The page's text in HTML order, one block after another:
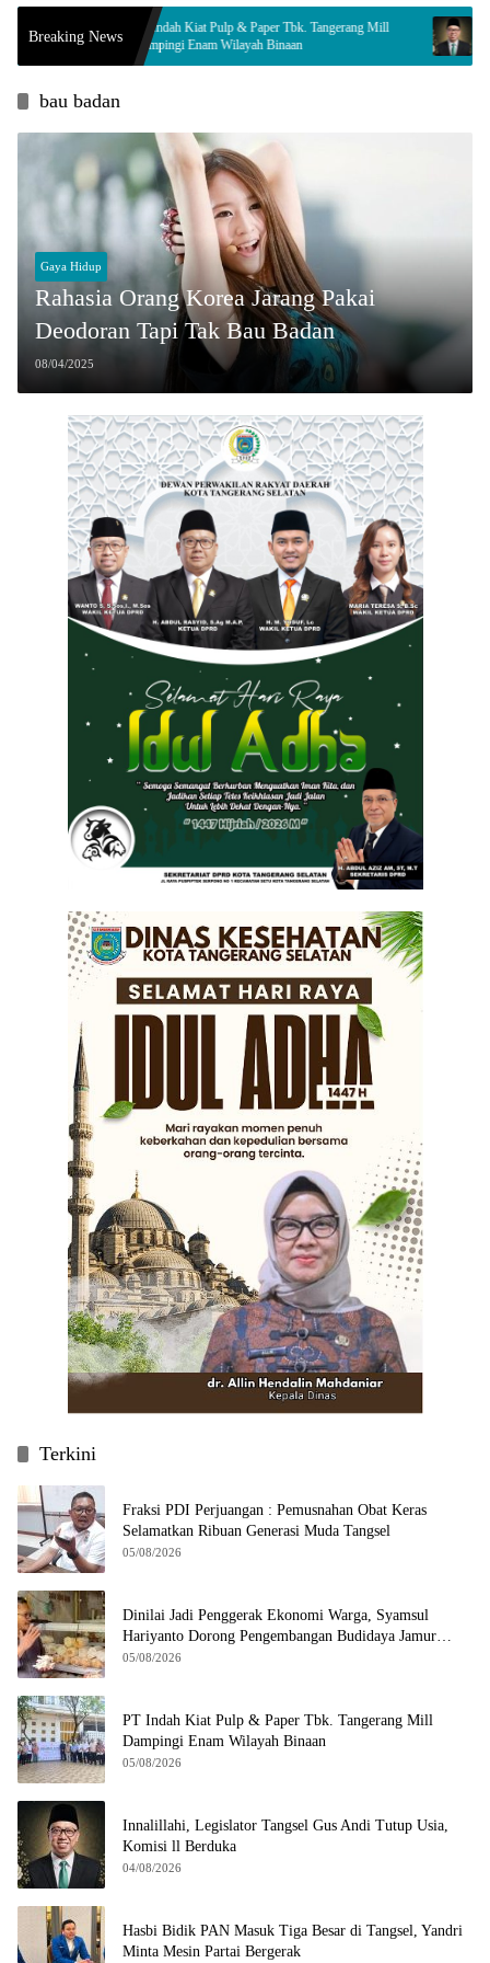
Breaking News
PT Indah Kiat Pulp & Paper Tbk. Tangerang Mill
Dampingi Enam Wilayah Binaan
Innalillahi,
Komisi ll
bau badan
Gaya Hidup
Rahasia Orang Korea Jarang Pakai
Deodoran Tapi Tak Bau Badan
08/04/2025
Terkini
Fraksi PDI Perjuangan : Pemusnahan Obat Keras
Selamatkan Ribuan Generasi Muda Tangsel
05/08/2026
Dinilai Jadi Penggerak Ekonomi Warga, Syamsul
Hariyanto Dorong Pengembangan Budidaya Jamur
Crispy di Serpong
05/08/2026
PT Indah Kiat Pulp & Paper Tbk. Tangerang Mill
Dampingi Enam Wilayah Binaan
05/08/2026
Innalillahi, Legislator Tangsel Gus Andi Tutup Usia,
Komisi ll Berduka
04/08/2026
Hasbi Bidik PAN Masuk Tiga Besar di Tangsel, Yandri
Minta Mesin Partai Bergerak